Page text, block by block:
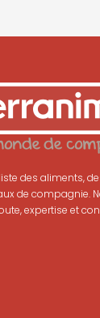
des aliments,
de compagnie.
expertise et